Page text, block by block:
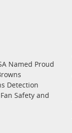
Named Proud
Detection
Safety and